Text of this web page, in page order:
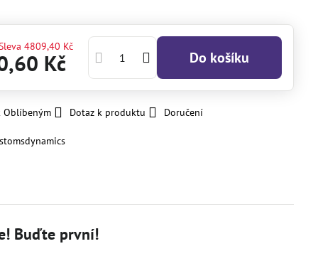
4809,40 Kč
Kč Do košíku
Oblíbeným Dotaz k produktu Doručení
Buďte první!